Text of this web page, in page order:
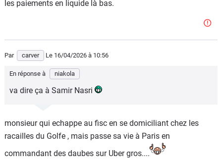
les paiements en liquide là bas.
Par carver Le 16/04/2026 à 10:56
En réponse à niakola
va dire ça à Samir Nasri
monsieur qui echappe au fisc en se domiciliant chez les
racailles du Golfe , mais passe sa vie à Paris en
commandant des daubes sur Uber gros....